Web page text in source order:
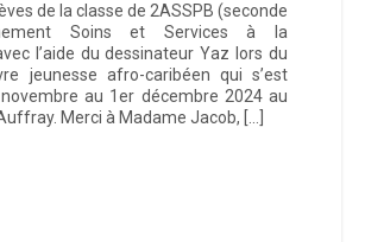
de la classe de 2ASSPB (seconde
Soins et Services à la
l’aide du dessinateur Yaz lors du
jeunesse afro-caribéen qui s’est
au 1er décembre 2024 au
Merci à Madame Jacob, […]